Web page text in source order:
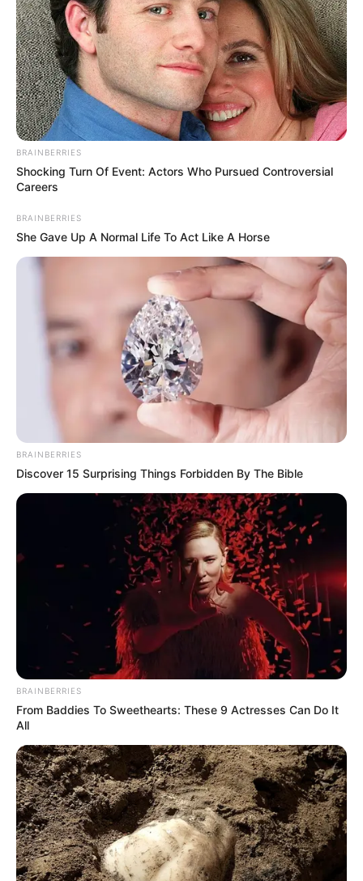
สำหรับปีชวดนี้ อ.รักษ์ ภัทร์มนต์ ผู้เชี่ยวชาญด้านตัวเลขและ
โหราศาสตร์ไทยแจก ฤกษ์ทวงหนี้ ปี 2563
Home/ดูดวง / ฤกษ์ทวงหนี้ ปี 2563 โดยอ.รักษ์ ภัทร์มนต์
ดูดวง|
8 ม.ค. 2020
แบ่งปัน
สำหรับปีชวดนี้ อ.รักษ์ ภัทร์มนต์ ผู้เชี่ยวชาญด้านตัวเลข
และโหราศาสตร์ไทยแจก ฤกษ์ทวงหนี้ ปี 2563 สำหรับใคร
ที่หาฤกษ์ดี ฤกษ์มงคลสำหรับทวงหนี้ สามารถจัดได้ตาม
วันและเวลาใน 12 เดือนดังต่อไปนี้ค่ะ
ฤกษ์ทวงหนี้ ปี 2563
เดือน มกราคม
ศุกร์ที่ 10 มกราคม 256312.10-14.12 น. คน
เกิดวันอาทิตย์ห้ามให้ฤกษ์นี้
เสาร์ที่ 18 มกราคม 256307.15-10.15 น. คน
เกิดวันพฤหัสบดีห้ามให้ฤกษ์นี้
พฤหัสบดีที่ 23 มกราคม 256310.25-14.15 น. คนเกิด
วันพุธกลางคืนห้ามใช้ฤกษ์นี้
เดือน กุมภาพันธ์
พฤหัสบดีที่ 6 กุมภาพันธ์ 2563
13.25-14.55 น. คนเกิด
วันพุธกลางคืนห้ามใช้ฤกษ์นี้
เสาร์ที่ 8 กุมภาพันธ์ 256312.25-14.15 น. คนเกิดวัน
พฤหัสบดีห้ามให้ฤกษ์นี้
เสาร์ที่ 15 กุมภาพันธ์ 256312.25-13.55 น. คนเกิดวัน
พฤหัสบดีห้ามให้ฤกษ์นี้
พุธที่ 19 กุมภาพันธ์ 256310.15-13.25 น. คนเกิดวัน
เสาร์ห้ามใช้ฤกษ์นี้
เสาร์ที่ 29 กุมภาพันธ์ 256309.45-11.55 น. คนเกิดวัน
พฤหัสบดีห้ามให้ฤกษ์นี้
BRAINBERRIES
Shocking Turn Of Event: Actors Who Pursued Controversial
Careers
BRAINBERRIES
She Gave Up A Normal Life To Act Like A Horse
BRAINBERRIES
Discover 15 Surprising Things Forbidden By The Bible
BRAINBERRIES
From Baddies To Sweethearts: These 9 Actresses Can Do It
All